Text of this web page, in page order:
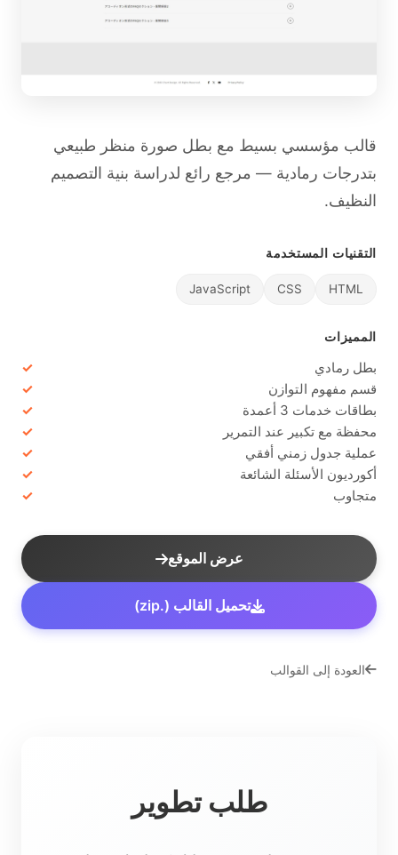
قالب مؤسسي بسيط مع بطل صورة منظر طبيعي
بتدرجات رمادية — مرجع رائع لدراسة بنية التصميم
النظيف.
التقنيات المستخدمة
HTML
CSS
JavaScript
المميزات
بطل رمادي
قسم مفهوم التوازن
بطاقات خدمات 3 أعمدة
محفظة مع تكبير عند التمرير
عملية جدول زمني أفقي
أكورديون الأسئلة الشائعة
متجاوب
عرض الموقع
تحميل القالب (.zip)
العودة إلى القوالب
طلب تطوير